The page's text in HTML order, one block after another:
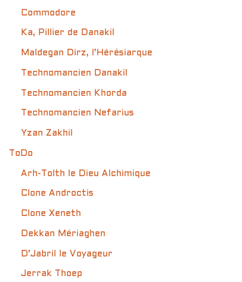
Commodore
Ka, Pillier de Danakil
Maldegan Dirz, l’Hérésiarque
Technomancien Danakil
Technomancien Khorda
Technomancien Nefarius
Yzan Zakhil
ToDo
Arh-Tolth le Dieu Alchimique
Clone Androctis
Clone Xeneth
Dekkan Mériaghen
D’Jabril le Voyageur
Jerrak Thoep